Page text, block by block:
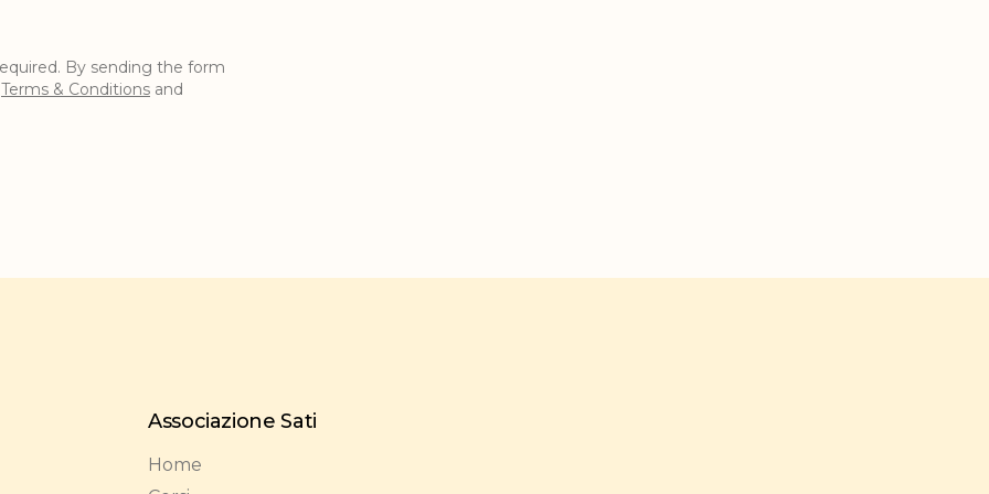
By sending the form
Terms & Conditions and
Associazione Sati
Home